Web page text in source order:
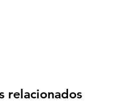
relacionados